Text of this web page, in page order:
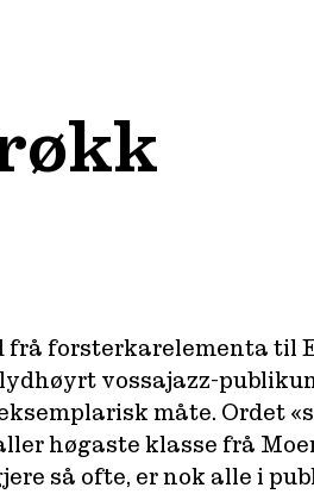
forsterkarelementa til
vossajazz-
måte. Ordet
høgaste klasse frå
så ofte, er nok alle i